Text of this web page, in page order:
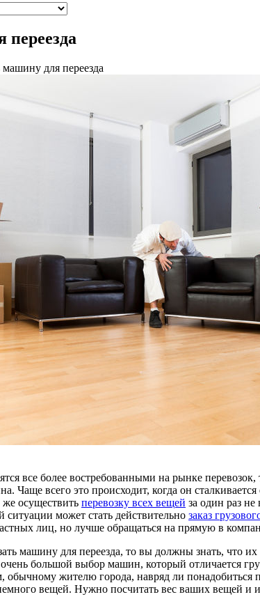
переезда
машину для переезда
все более востребованными на рынке
Чаще всего это происходит, когда он
же осуществить перевозку всех вещей за один раз не
может стать действительно заказ
лиц, но лучше обращаться на прямую в
машину для переезда, то вы должны знать,
очень большой выбор машин, который отличается
жителю города, навряд ли понадобиться
вещей. Нужно посчитать вес ваших вещей и